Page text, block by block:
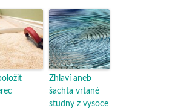
Zhlaví aneb
šachta vrtané
studny z vysoce